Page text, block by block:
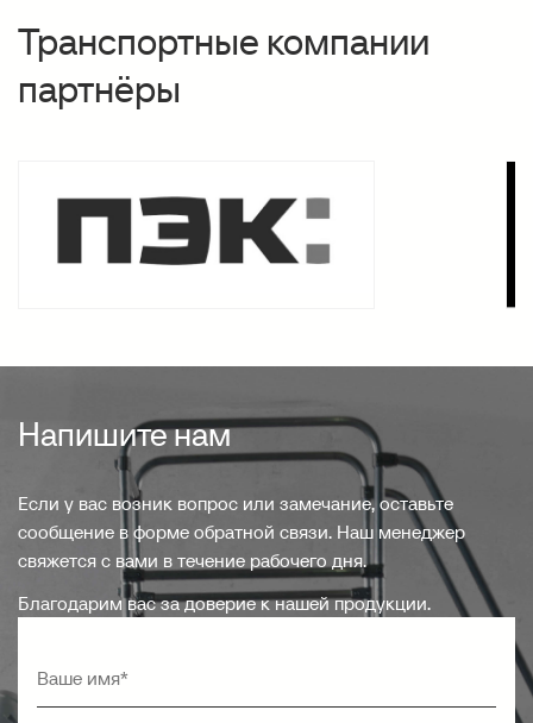
Транспортные компании
партнёры
Напишите нам
Если у вас возник вопрос или замечание, оставьте
сообщение в форме обратной связи. Наш менеджер
свяжется с вами в течение рабочего дня.
Благодарим вас за доверие к нашей продукции.